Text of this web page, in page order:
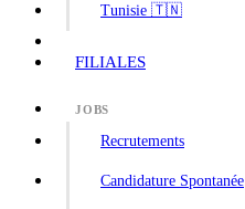
Tunisie 🇹🇳
FILIALES
JOBS
Recrutements
Candidature Spontanée